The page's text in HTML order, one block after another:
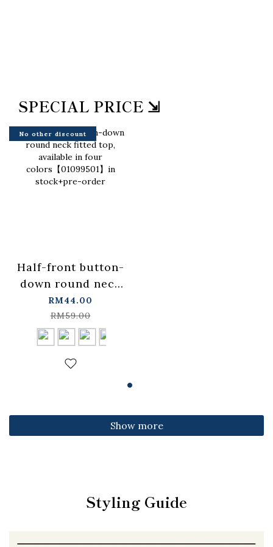
SPECIAL PRICE ⇲
No other discount
Half-front button-
down round neck
fitted top,
available in four
colors【01099501】
in stock+pre-order
RM44.00
RM59.00
Show more
Styling Guide